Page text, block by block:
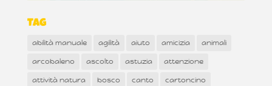
Tag
abilità manuale agilità aiuto amicizia
animali
arcobaleno
ascolto astuzia
attenzione
attività natura
bosco canto
cartoncino